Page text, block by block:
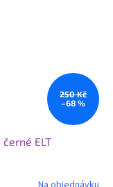
250 Kč
–68 %
ELT